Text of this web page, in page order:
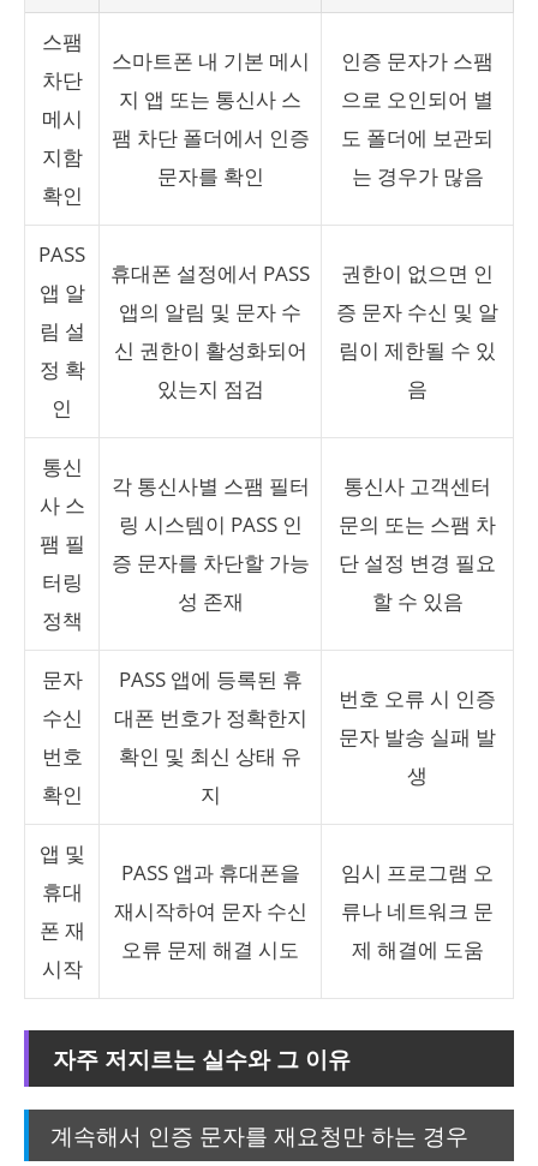
스팸
차단
메시
지함
확인
스마트폰 내 기본 메시
지 앱 또는 통신사 스
팸 차단 폴더에서 인증
문자를 확인
인증 문자가 스팸
으로 오인되어 별
도 폴더에 보관되
는 경우가 많음
PASS
앱 알
림 설
정 확
인
휴대폰 설정에서 PASS
앱의 알림 및 문자 수
신 권한이 활성화되어
있는지 점검
권한이 없으면 인
증 문자 수신 및 알
림이 제한될 수 있
음
통신
사 스
팸 필
터링
정책
각 통신사별 스팸 필터
링 시스템이 PASS 인
증 문자를 차단할 가능
성 존재
통신사 고객센터
문의 또는 스팸 차
단 설정 변경 필요
할 수 있음
문자
수신
번호
확인
PASS 앱에 등록된 휴
대폰 번호가 정확한지
확인 및 최신 상태 유
지
번호 오류 시 인증
문자 발송 실패 발
생
앱 및
휴대
폰 재
시작
PASS 앱과 휴대폰을
재시작하여 문자 수신
오류 문제 해결 시도
임시 프로그램 오
류나 네트워크 문
제 해결에 도움
자주 저지르는 실수와 그 이유
계속해서 인증 문자를 재요청만 하는 경우